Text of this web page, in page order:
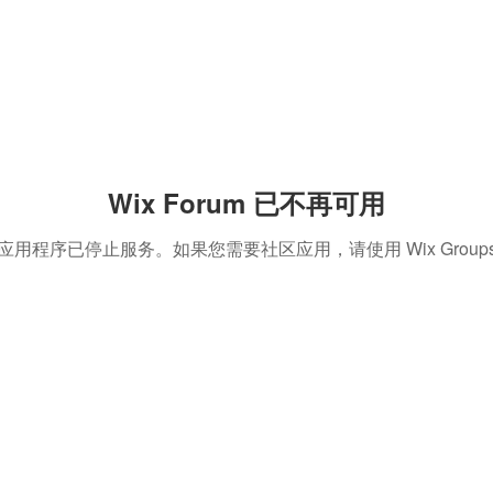
Wix Forum 已不再可用
用程序已停止服务。如果您需要社区应用，请使用 Wix